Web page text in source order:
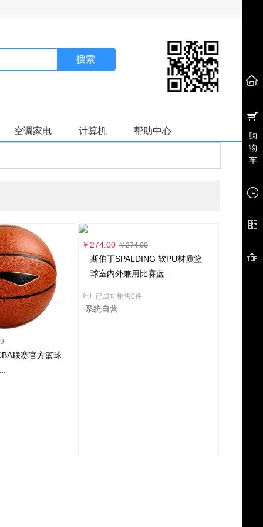
搜索
空调家电 计算机 帮助中心
联赛官方篮球
￥274.00 ￥274.00
斯伯丁SPALDING 软PU材质篮
球室内外兼用比赛蓝...
已成功销售0件
系统自营
购
物
车